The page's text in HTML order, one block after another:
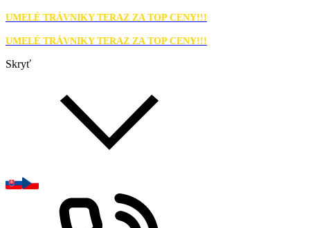
UMELÉ TRÁVNIKY TERAZ ZA TOP CENY!!!
UMELÉ TRÁVNIKY TERAZ ZA TOP CENY!!!
Skryť